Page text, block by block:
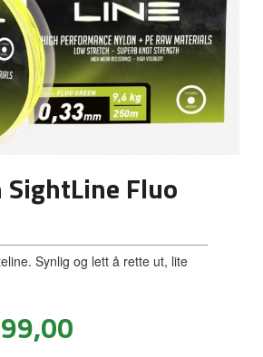
SightLine Fluo
Synlig og lett å rette ut, lite